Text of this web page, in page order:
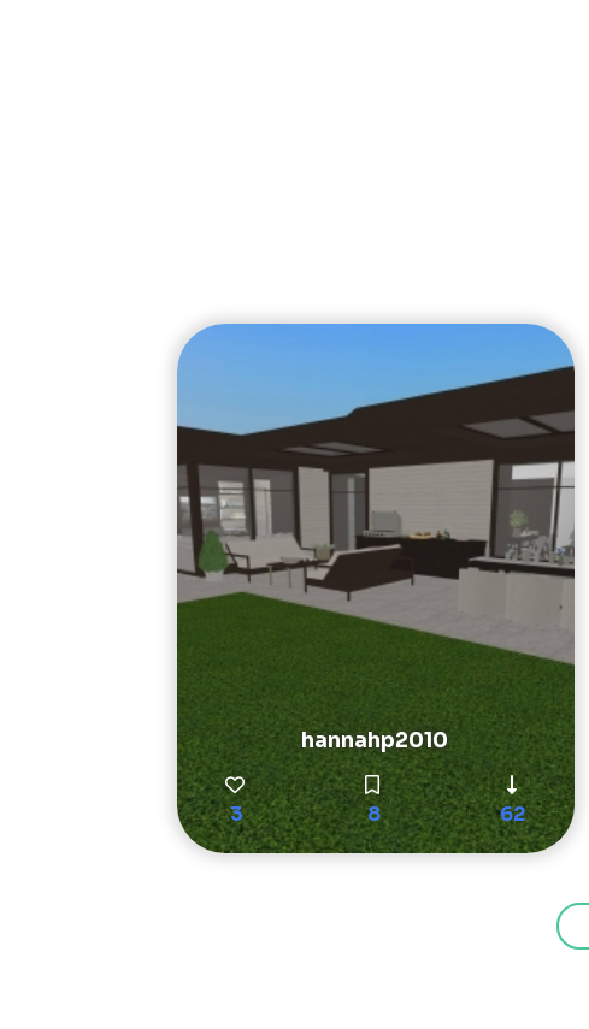
hannahp2010
3 8 62